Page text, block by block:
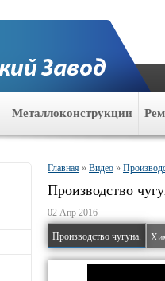
Металлоконструкции
Главная » Видео »
Производство
02 Апр 2016
Производство чугуна.